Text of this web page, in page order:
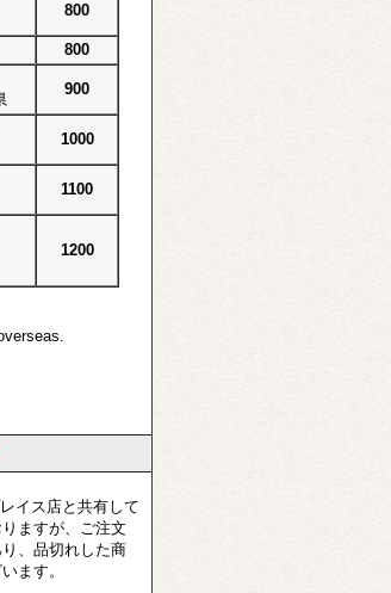
800
800
900
1000
1100
1200
イス店と共有して
ますが、ご注文
、品切れした商
ます。